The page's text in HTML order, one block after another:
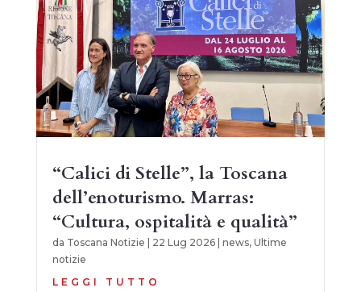
“Calici di Stelle”, la Toscana
dell’enoturismo. Marras:
“Cultura, ospitalità e qualità”
da Toscana Notizie 22 Lug 2026| news, Ultime
notizie
LEGGI TUTTO